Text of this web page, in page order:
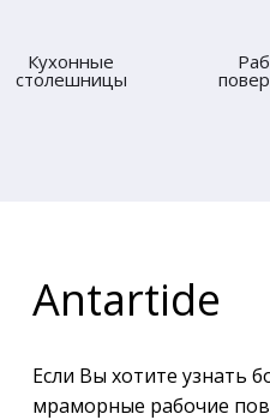
Кухонные
столешницы
Antartide
Если Вы хотите узнать
мраморные рабочие